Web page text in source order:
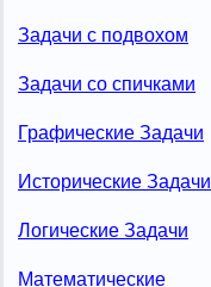
Задачи с подвохом
Задачи со спичками
Графические Задачи
Исторические Задачи
Логические Задачи
Математические